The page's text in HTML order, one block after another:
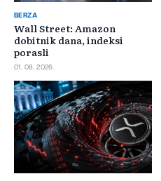
BERZA
Wall Street: Amazon
dobitnik dana, indeksi
porasli
01. 08. 2026.